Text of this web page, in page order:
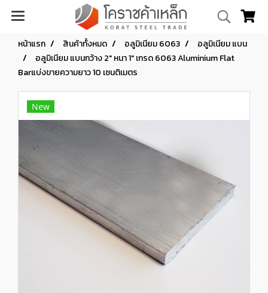
หน้าแรก สินค้าทั้งหมด อลูมิเนียม 6063
อลูมิเนียม แบน
อลูมิเนียม แบนกว้าง 2" หนา 1" เกรด 6063 Aluminium Flat
Barแบ่งขายความยาว 10 เซนติเมตร
New